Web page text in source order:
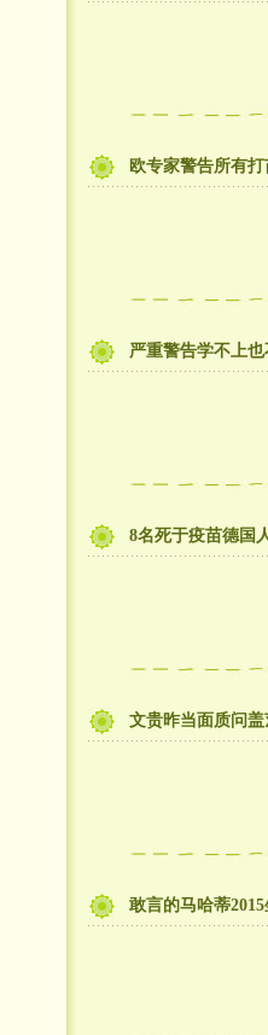
欧专家警告所有
严重警告学不上
8名死于疫苗德国
文贵昨当面质问
敢言的马哈蒂